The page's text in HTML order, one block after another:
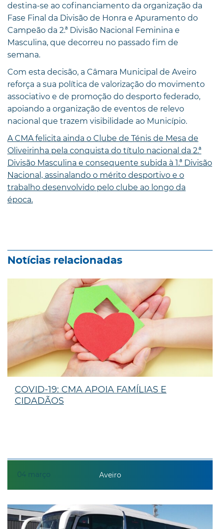
destina-se ao cofinanciamento da organização da
Fase Final da Divisão de Honra e Apuramento do
Campeão da 2.ª Divisão Nacional Feminina e
Masculina, que decorreu no passado fim de
semana.
Com esta decisão, a Câmara Municipal de Aveiro
reforça a sua política de valorização do movimento
associativo e de promoção do desporto federado,
apoiando a organização de eventos de relevo
nacional que trazem visibilidade ao Município.
A CMA felicita ainda o Clube de Ténis de Mesa de
Oliveirinha pela conquista do título nacional da 2.ª
Divisão Masculina e consequente subida à 1.ª Divisão
Nacional, assinalando o mérito desportivo e o
trabalho desenvolvido pelo clube ao longo da
época.
Notícias relacionadas
04 março
COVID-19: CMA APOIA FAMÍLIAS E
CIDADÃOS
Aveiro